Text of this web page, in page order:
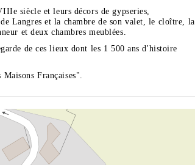
siècle et leurs décors de gypseries,
Langres et la chambre de son valet, le cloître, la
et deux chambres meublées.
de ces lieux dont les 1 500 ans d'histoire
Françaises".